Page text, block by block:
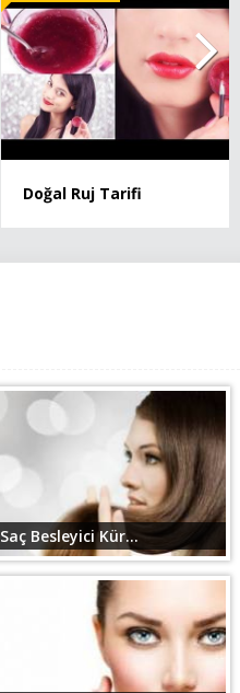
Doğal Ruj Tarifi
Saç Besleyici Kür...